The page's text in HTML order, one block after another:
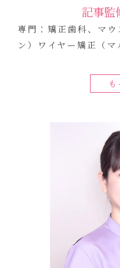
記事
専門：矯正歯科、マウ
ン）ワイヤー矯正（